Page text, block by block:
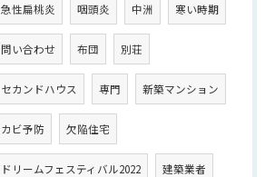
急性扁桃炎 咽頭炎 中洲 寒い時期
問い合わせ 布団 別荘
セカンドハウス 専門 新築マンション
カビ予防 欠陥住宅
ドリームフェスティバル2022 建築業者